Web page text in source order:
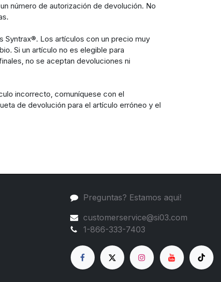
número de autorización de devolución. No
Los artículos con un precio muy
Si un artículo no es elegible para
no se aceptan devoluciones ni
incorrecto, comuníquese con el
de devolución para el artículo erróneo y el
Preguntas? Estamos aqui!
customerservice@si03.com
1-866-333-7403